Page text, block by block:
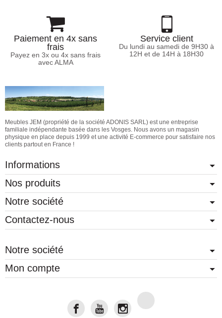
Paiement en 4x sans
frais
Payez en 3x ou 4x sans frais
avec ALMA
Service client
Du lundi au samedi de 9H30 à
12H et de 14H à 18H30
Meubles JEM (propriété de la société ADONIS SARL) est une entreprise
familiale indépendante basée dans les Vosges. Nous avons un magasin
physique en place depuis 1999 et une activité E-commerce pour satisfaire nos
clients partout en France !
Informations
Nos produits
Notre société
Contactez-nous
Notre société
Mon compte